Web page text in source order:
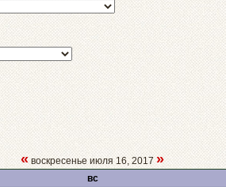
« воскресенье июля 16, 2017 »
вс